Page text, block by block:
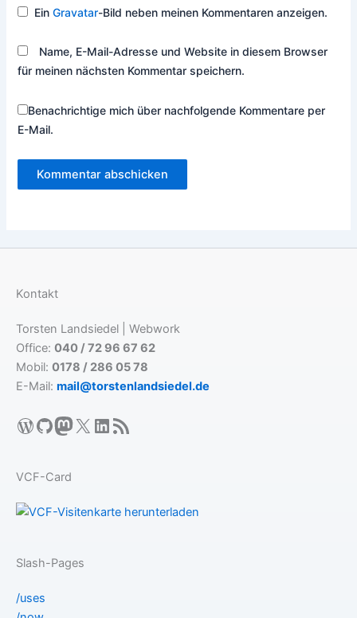
EinGravatar-Bild neben meinen Kommentaren anzeigen.
Name, E-Mail-Adresse und Website in diesem Browser
für meinen nächsten Kommentar speichern.
Benachrichtige mich über nachfolgende Kommentare per
E-Mail.
Kontakt
Torsten Landsiedel | Webwork
Office: 040 / 72 96 67 62
Mobil: 0178 / 286 05 78
E-Mail: mail@torstenlandsiedel.de
WordPress
GitHub
Mastodon
X LinkedIn
RSS-Feed
VCF-Card
Slash-Pages
/uses